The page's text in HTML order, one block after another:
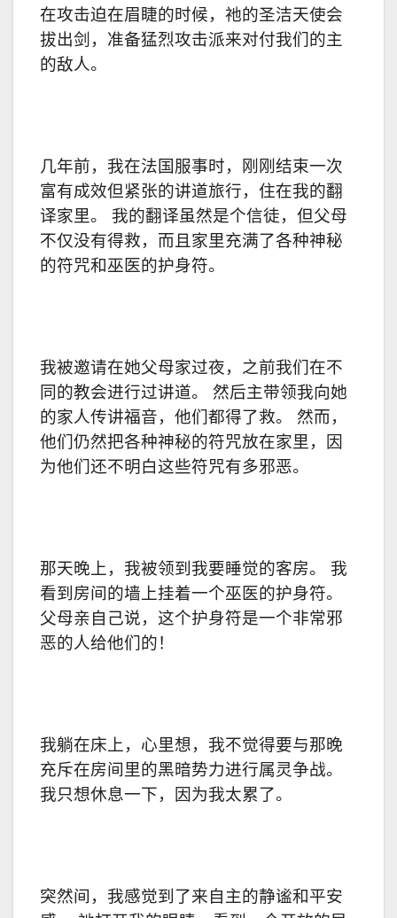
在攻击迫在眉睫的时候，祂的圣洁天使会
拔出剑，准备猛烈攻击派来对付我们的主
的敌人。
几年前，我在法国服事时，刚刚结束一次
富有成效但紧张的讲道旅行，住在我的翻
译家里。 我的翻译虽然是个信徒，但父母
不仅没有得救，而且家里充满了各种神秘
的符咒和巫医的护身符。
我被邀请在她父母家过夜，之前我们在不
同的教会进行过讲道。 然后主带领我向她
的家人传讲福音，他们都得了救。 然而，
他们仍然把各种神秘的符咒放在家里，因
为他们还不明白这些符咒有多邪恶。
那天晚上，我被领到我要睡觉的客房。 我
看到房间的墙上挂着一个巫医的护身符。
父母亲自己说，这个护身符是一个非常邪
恶的人给他们的！
我躺在床上，心里想，我不觉得要与那晚
充斥在房间里的黑暗势力进行属灵争战。
我只想休息一下，因为我太累了。
突然间，我感觉到了来自主的静谧和平安